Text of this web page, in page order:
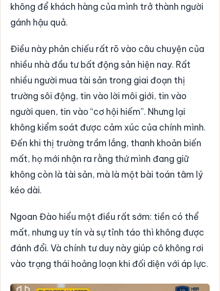
không để khách hàng của mình trở thành người
gánh hậu quả.
Điều này phản chiếu rất rõ vào câu chuyện của
nhiều nhà đầu tư bất động sản hiện nay. Rất
nhiều người mua tài sản trong giai đoạn thị
trường sôi động, tin vào lời môi giới, tin vào
người quen, tin vào “cơ hội hiếm”. Nhưng lại
không kiểm soát được cảm xúc của chính mình.
Đến khi thị trường trầm lắng, thanh khoản biến
mất, họ mới nhận ra rằng thứ mình đang giữ
không còn là tài sản, mà là một bài toán tâm lý
kéo dài.
Ngoan Đào hiểu một điều rất sớm: tiền có thể
mất, nhưng uy tín và sự tỉnh táo thì không được
đánh đổi. Và chính tư duy này giúp cô không rơi
vào trạng thái hoảng loạn khi đối diện với áp lực.